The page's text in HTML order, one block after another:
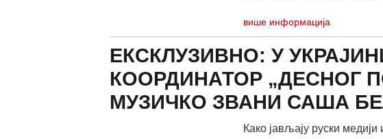
више информација
ЕКСКЛУЗИВНО: У
КООРДИНАТОР „ДЕСНОГ
МУЗИЧКО ЗВАНИ САША
Како јављају руски медији